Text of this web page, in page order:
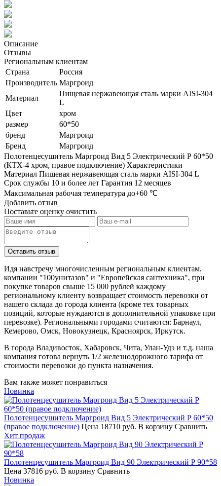
Описание
Отзывы
Региональным клиентам
Страна
Россия
Производитель Маргроид
Материал
Пищевая нержавеющая сталь марки AISI-304
L
Цвет
хром
размер
60*50
бренд
Маргроид
Бренд
Маргроид
Полотенцесушитель Маргроид Вид 5 Электрический Р 60*50
(КТХ-4 хром, правое подключение) Характеристики
Материал Пищевая нержавеющая сталь марки AISI-304 L
Срок службы 10 и более лет Гарантия 12 месяцев
Максимальная рабочая температура до+60 ℃
Добавить отзыв
Поставьте оценку очистить
Идя навстречу многочисленным региональным клиентам,
компании "100унитазов" и "Европейская сантехника", при
покупке товаров свыше 15 000 рублей каждому
региональному клиенту возвращает стоимость перевозки от
нашего склада до города клиента (кроме тех товарных
позиций, которые нуждаются в дополнительной упаковке при
перевозке). Региональными городами считаются: Барнаул,
Кемерово, Омск, Новокузнецк, Красноярск, Иркутск.
В города Владивосток, Хабаровск, Чита, Улан-Удэ и т.д. наша
компания готова вернуть 1/2 железнодорожного тарифа от
стоимости перевозки до пункта назначения.
Вам также может понравиться
Новинка
Полотенцесушитель Маргроид Вид 5 Электрический Р 60*50
(правое подключение) Цена 18710 руб. В корзину Сравнить
Хит продаж
Полотенцесушитель Маргроид Вид 90 Электрический Р 90*58
Цена 37816 руб. В корзину Сравнить
Новинка